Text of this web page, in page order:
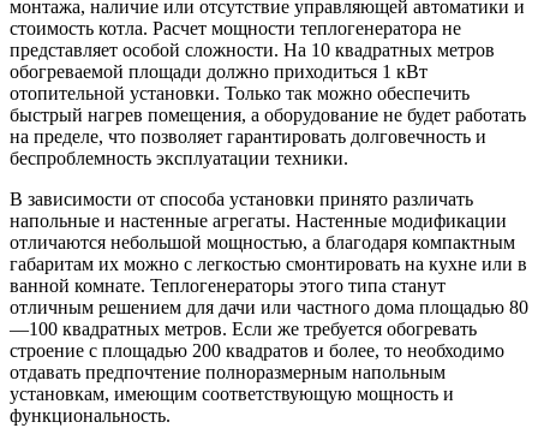
монтажа, наличие или отсутствие управляющей автоматики и
стоимость котла. Расчет мощности теплогенератора не
представляет особой сложности. На 10 квадратных метров
обогреваемой площади должно приходиться 1 кВт
отопительной установки. Только так можно обеспечить
быстрый нагрев помещения, а оборудование не будет работать
на пределе, что позволяет гарантировать долговечность и
беспроблемность эксплуатации техники.
В зависимости от способа установки принято различать
напольные и настенные агрегаты. Настенные модификации
отличаются небольшой мощностью, а благодаря компактным
габаритам их можно с легкостью смонтировать на кухне или в
ванной комнате. Теплогенераторы этого типа станут
отличным решением для дачи или частного дома площадью 80
—100 квадратных метров. Если же требуется обогревать
строение с площадью 200 квадратов и более, то необходимо
отдавать предпочтение полноразмерным напольным
установкам, имеющим соответствующую мощность и
функциональность.